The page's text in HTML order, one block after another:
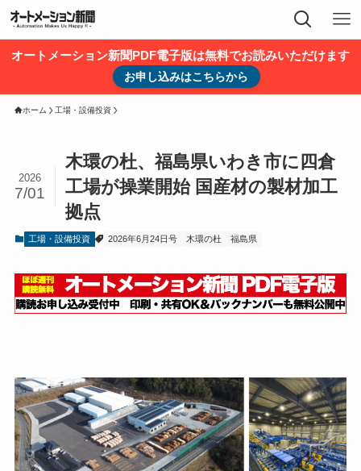
オートメーション新聞PDF電子版は無料でお読みいただけます
お申し込みはこちらから
ホーム 工場・設備投資
木環の杜、福島県いわき市に四倉
工場が操業開始 国産材の製材加工
拠点
2026
7/01
工場・設備投資 2026年6月24日号 木環の杜 福島県